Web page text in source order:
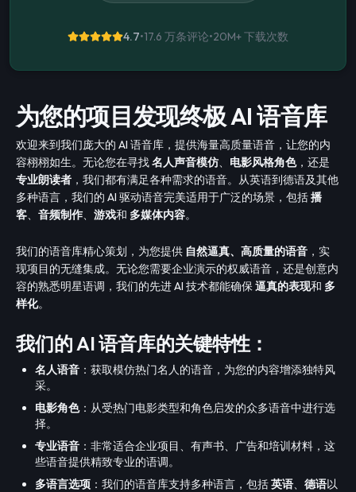
4.7•17.6 万条评论•20M+下载次数
为您的项目发现终极 AI 语音库
欢迎来到我们庞大的 AI 语音库，提供海量高质量语音，让您的内
容栩栩如生。无论您在寻找名人声音模仿、 电影风格角色，还是
专业朗读者 ，我们都有满足各种需求的语音。从英语到德语及其他
多种语言，我们的 AI 驱动语音完美适用于广泛的场景，包括播
客、 音频制作、 游戏和 多媒体内容。
我们的语音库精心策划，为您提供 自然逼真、高质量的语音 ，实
现项目的无缝集成。无论您需要企业演示的权威语音，还是创意内
容的熟悉明星语调，我们的先进 AI 技术都能确保逼真的表现和 多
样化。
我们的 AI 语音库的关键特性：
名人语音 ：获取模仿热门名人的语音，为您的内容增添独特风
采。
电影角色：从受热门电影类型和角色启发的众多语音中进行选
择。
专业语音 ：非常适合企业项目、有声书、广告和培训材料，这
些语音提供精致专业的语调。
多语言选项 ：我们的语音库支持多种语言，包括英语、 德语以